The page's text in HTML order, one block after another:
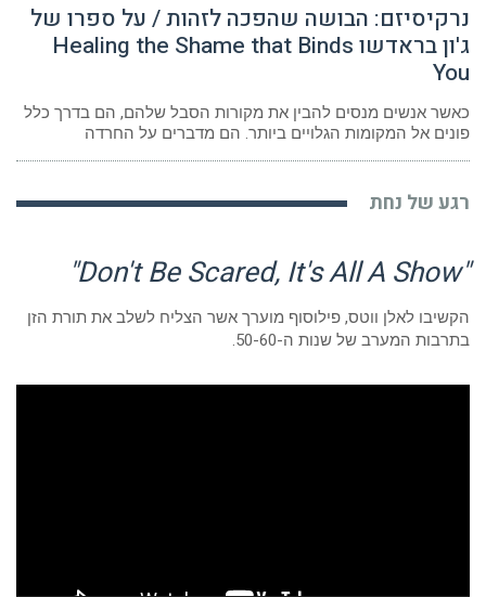
נרקיסיזם: הבושה שהפכה לזהות / על ספרו של
ג'ון בראדשו Healing the Shame that Binds
You
כאשר אנשים מנסים להבין את מקורות הסבל שלהם, הם בדרך כלל
פונים אל המקומות הגלויים ביותר. הם מדברים על החרדה
רגע של נחת
"Don't Be Scared, It's All A Show"
הקשיבו לאלן ווטס, פילוסוף מוערך אשר הצליח לשלב את תורת הזן
בתרבות המערב של שנות ה-50-60.